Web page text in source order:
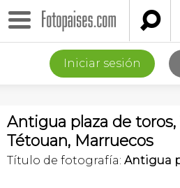

Iniciar sesión
Antigua plaza de toros,
Tétouan, Marruecos
Título de fotografía: Antigua